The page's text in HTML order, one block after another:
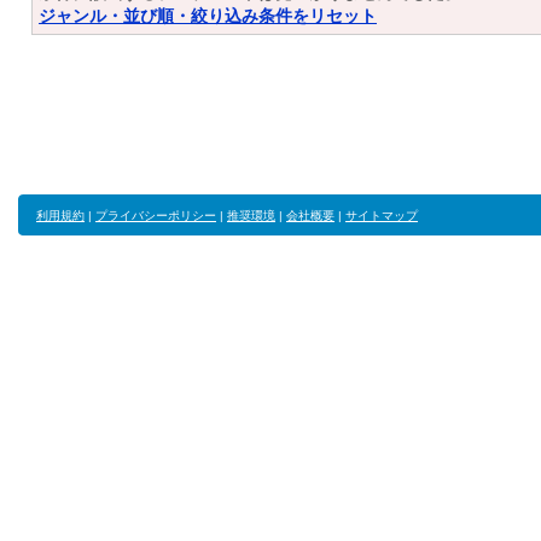
ジャンル・並び順・絞り込み条件をリセット
利用規約 | プライバシーポリシー | 推奨環境 | 会社概要 | サイトマップ